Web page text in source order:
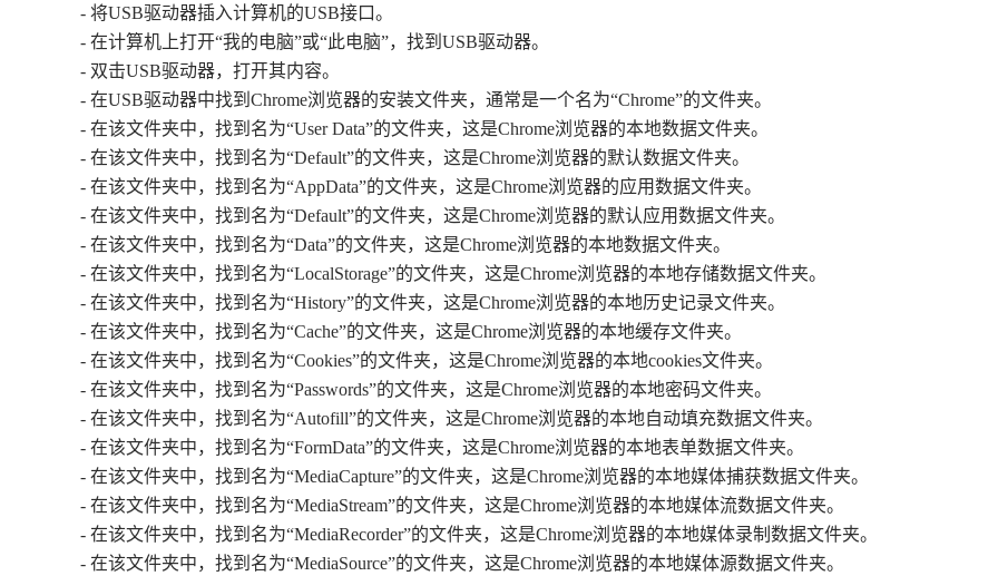
- 将USB驱动器插入计算机的USB接口。
- 在计算机上打开“我的电脑”或“此电脑”，找到USB驱动器。
- 双击USB驱动器，打开其内容。
- 在USB驱动器中找到Chrome浏览器的安装文件夹，通常是一个名为“Chrome”的文件夹。
- 在该文件夹中，找到名为“User Data”的文件夹，这是Chrome浏览器的本地数据文件夹。
- 在该文件夹中，找到名为“Default”的文件夹，这是Chrome浏览器的默认数据文件夹。
- 在该文件夹中，找到名为“AppData”的文件夹，这是Chrome浏览器的应用数据文件夹。
- 在该文件夹中，找到名为“Default”的文件夹，这是Chrome浏览器的默认应用数据文件夹。
- 在该文件夹中，找到名为“Data”的文件夹，这是Chrome浏览器的本地数据文件夹。
- 在该文件夹中，找到名为“LocalStorage”的文件夹，这是Chrome浏览器的本地存储数据文件夹。
- 在该文件夹中，找到名为“History”的文件夹，这是Chrome浏览器的本地历史记录文件夹。
- 在该文件夹中，找到名为“Cache”的文件夹，这是Chrome浏览器的本地缓存文件夹。
- 在该文件夹中，找到名为“Cookies”的文件夹，这是Chrome浏览器的本地cookies文件夹。
- 在该文件夹中，找到名为“Passwords”的文件夹，这是Chrome浏览器的本地密码文件夹。
- 在该文件夹中，找到名为“Autofill”的文件夹，这是Chrome浏览器的本地自动填充数据文件夹。
- 在该文件夹中，找到名为“FormData”的文件夹，这是Chrome浏览器的本地表单数据文件夹。
- 在该文件夹中，找到名为“MediaCapture”的文件夹，这是Chrome浏览器的本地媒体捕获数据文件夹。
- 在该文件夹中，找到名为“MediaStream”的文件夹，这是Chrome浏览器的本地媒体流数据文件夹。
- 在该文件夹中，找到名为“MediaRecorder”的文件夹，这是Chrome浏览器的本地媒体录制数据文件夹。
- 在该文件夹中，找到名为“MediaSource”的文件夹，这是Chrome浏览器的本地媒体源数据文件夹。